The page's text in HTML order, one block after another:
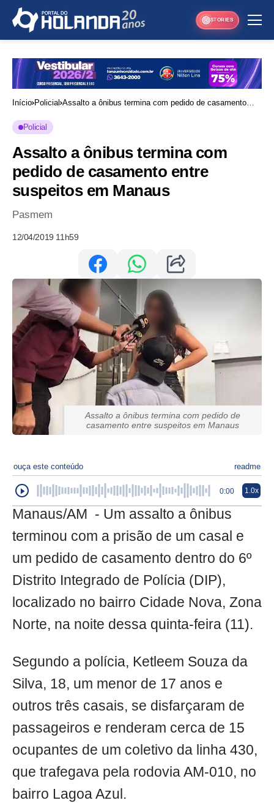
STORIES
Início Policial Assalto a ônibus termina com pedido de casamento
Policial
Assalto a ônibus termina com
pedido de casamento entre
suspeitos em Manaus
Pasmem
12/04/2019 11h59
Assalto a ônibus termina com pedido de
casamento entre suspeitos em Manaus
ouça este conteúdo readme
0:00 1.0x
Manaus/AM - Um assalto a ônibus
terminou com a prisão de um casal e
um pedido de casamento dentro do 6º
Distrito Integrado de Polícia (DIP),
localizado no bairro Cidade Nova, Zona
Norte, na noite dessa quinta-feira (11).
Segundo a polícia, Ketleem Souza da
Silva, 18, um menor de 17 anos e
outros três casais, se disfarçaram de
passageiros e renderam cerca de 15
ocupantes de um coletivo da linha 430,
que trafegava pela rodovia AM-010, no
bairro Lagoa Azul.